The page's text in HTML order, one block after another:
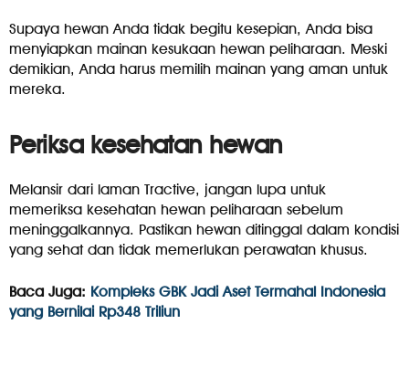
Supaya hewan Anda tidak begitu kesepian, Anda bisa
menyiapkan mainan kesukaan hewan peliharaan. Meski
demikian, Anda harus memilih mainan yang aman untuk
mereka.
Periksa kesehatan hewan
Melansir dari laman Tractive, jangan lupa untuk
memeriksa kesehatan hewan peliharaan sebelum
meninggalkannya. Pastikan hewan ditinggal dalam kondisi
yang sehat dan tidak memerlukan perawatan khusus.
Baca Juga: Kompleks GBK Jadi Aset Termahal Indonesia
yang Bernilai Rp348 Triliun